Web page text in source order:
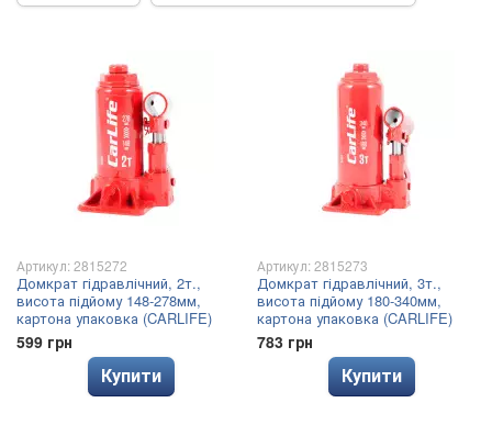
Артикул: 2815272
Домкрат гідравлічний, 2т.,
висота підйому 148-278мм,
картона упаковка (CARLIFE)
599 грн
Купити
Артикул: 2815273
Домкрат гідравлічний, 3т.,
висота підйому 180-340мм,
картона упаковка (CARLIFE)
783 грн
Купити